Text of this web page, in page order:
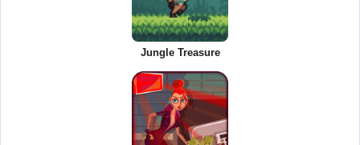
Jungle Treasure